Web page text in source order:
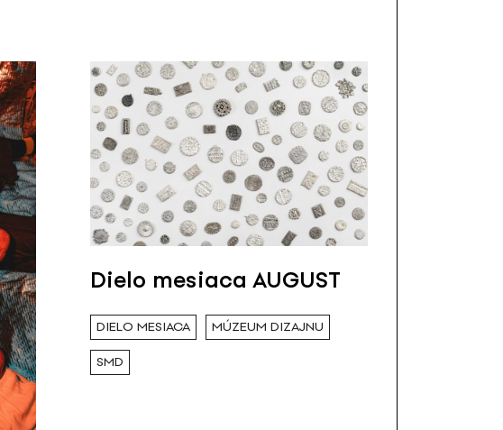
Dielo mesiaca AUGUST
DIELO MESIACA MÚZEUM DIZAJNU
SMD